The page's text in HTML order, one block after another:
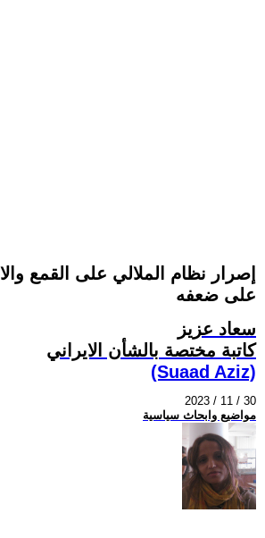
إصرار نظام الملالي على القمع
على ضعفه
سعاد عزيز
کاتبة مختصة بالشأن الايراني
(Suaad Aziz)
2023 / 11 / 30
مواضيع وابحاث سياسية